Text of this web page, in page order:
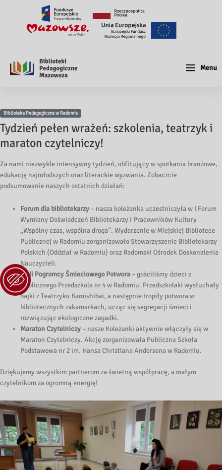
Menu
Biblioteka Pedagogiczna w Radomiu
Tydzień pełen wrażeń: szkolenia, teatrzyk i
maraton czytelniczy!
Za nami niezwykle intensywny tydzień, obfitujący w spotkania branżowe,
edukację najmłodszych oraz literackie wyzwania. Zobaczcie
podsumowanie naszych ostatnich działań:
Forum dla bibliotekarzy – nasza koleżanka uczestniczyła w I Forum
Wymiany Doświadczeń Bibliotekarzy i Pracowników Kultury
„Wspólny czas, wspólna droga”. Wydarzenie w Miejskiej Bibliotece
Publicznej w Radomiu zorganizowało Stowarzyszenie Bibliotekarzy
Polskich (Oddział w Radomiu) oraz Radomski Ośrodek Doskonalenia
Nauczycieli.
Mali Pogromcy Śmieciowego Potwora – gościliśmy dzieci z
Publicznego Przedszkola nr 4 w Radomiu. Przedszkolaki wysłuchały
bajki z Teatrzyku Kamishibai, a następnie tropiły potwora w
bibliotecznych zakamarkach, ucząc się segregacji śmieci i
rozwiązując ekologiczne zagadki.
Maraton Czytelniczy – nasze Koleżanki aktywnie włączyły się w
Maraton Czytelniczy. Akcję zorganizowała Publiczna Szkoła
Podstawowa nr 2 im. Hansa Christiana Andersena w Radomiu.
Dziękujemy wszystkim partnerom za świetną współpracę, a małym
czytelnikom za ogromną energię!